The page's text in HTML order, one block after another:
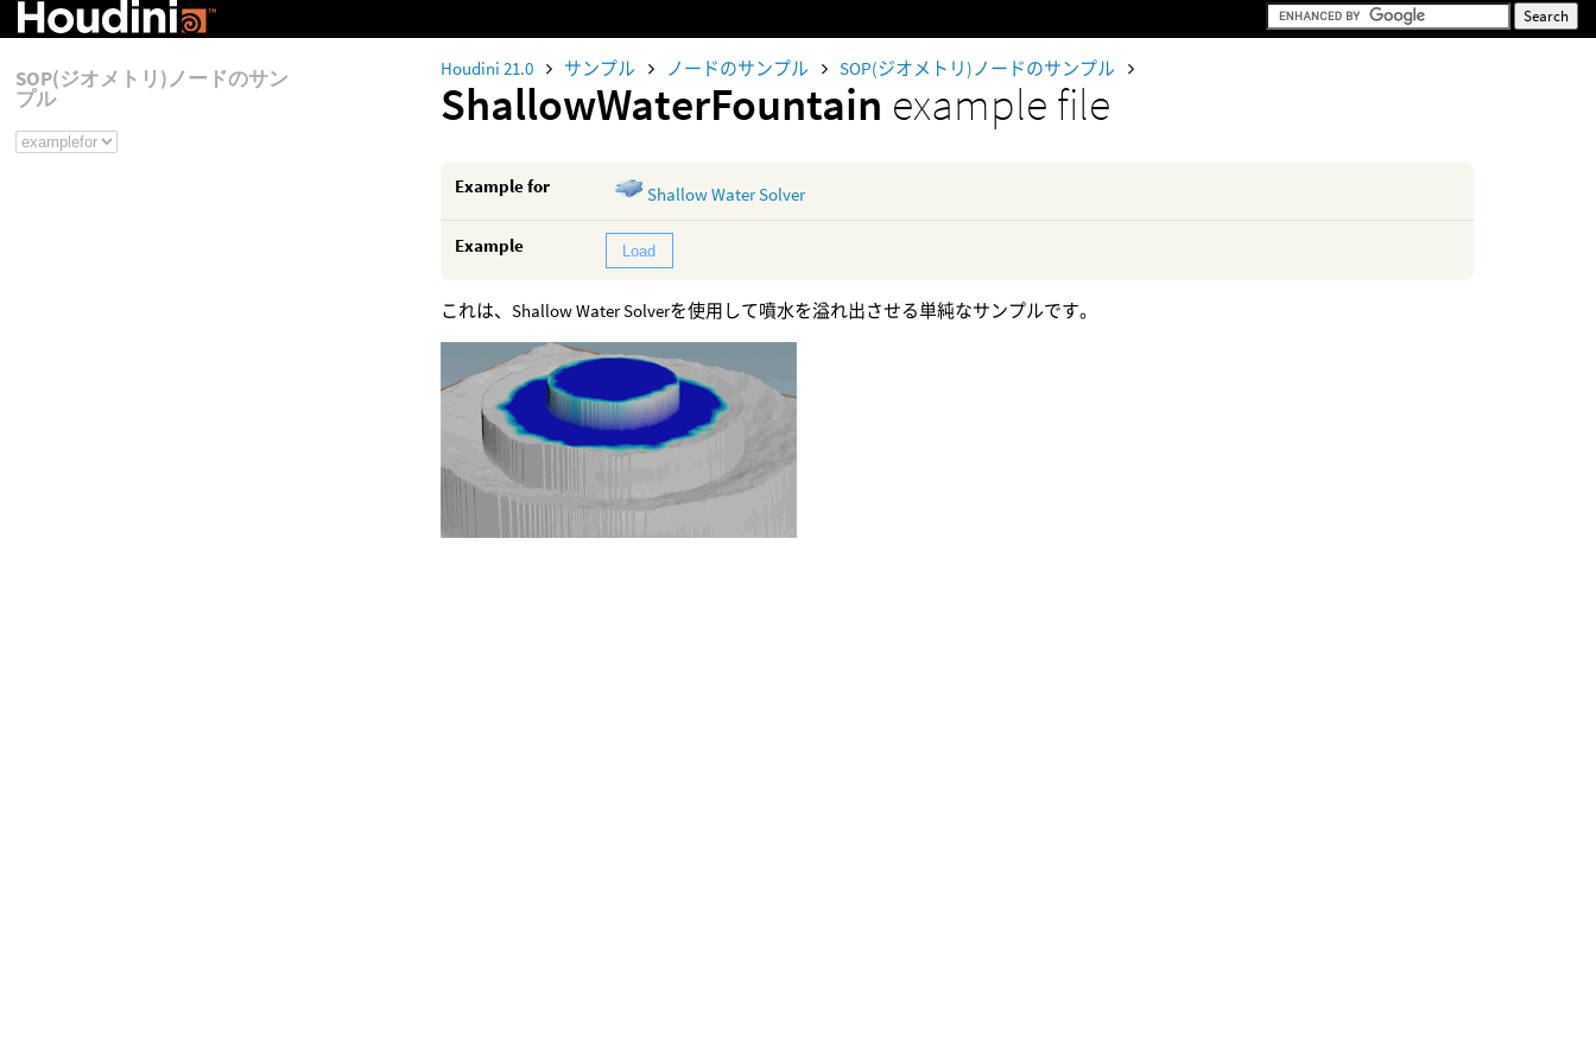
Houdini 21.0 サンプル ノードのサンプル SOP(ジオメトリ)ノードのサンプル
ShallowWaterFountain example file
Example for Shallow Water Solver
Example Load
これは、Shallow Water Solverを使用して噴水を溢れ出させる単純なサンプルです。
SOP(ジオメトリ)ノードのサン
プル